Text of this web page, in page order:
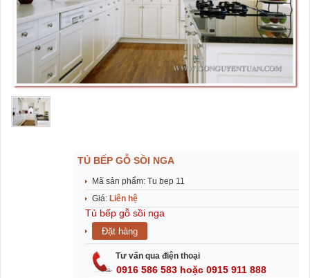
TỦ BẾP GỖ SỒI NGA
Mã sản phẩm: Tu bep 11
Giá: Liên hệ
Tủ bếp gỗ sồi nga
Tư vấn qua điện thoại
0916 586 583 hoặc 0915 911 888